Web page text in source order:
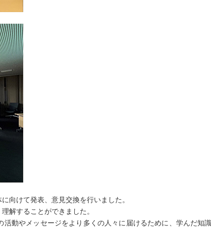
向けて発表、意見交換を行いました。
解することができました。
動やメッセージをより多くの人々に届けるために、学んだ知